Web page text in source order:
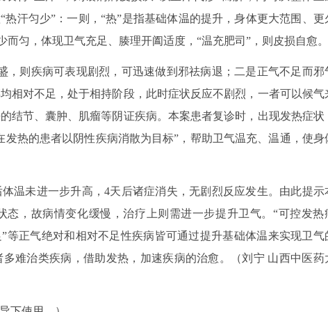
汗匀少”：一则，“热”是指基础体温的提升，身体更大范围、更
匀，体现卫气充足、腠理开阖适度，“温充肥司”，则皮损自愈。
，则疾病可表现剧烈，可迅速做到邪祛病退；二是正气不足而邪
相对不足，处于相持阶段，此时症状反应不剧烈，一者可以候气
结节、囊肿、肌瘤等阴证疾病。本案患者复诊时，出现发热症状
热的患者以阴性疾病消散为目标”，帮助卫气温充、温通，使身
温未进一步升高，4天后诸症消失，无剧烈反应发生。由此提示
，故病情变化缓慢，治疗上则需进一步提升卫气。“可控发热
等正气绝对和相对不足性疾病皆可通过提升基础体温来实现卫气
难治类疾病，借助发热，加速疾病的治愈。（刘宁 山西中医药